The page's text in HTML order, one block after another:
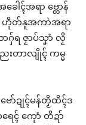
ါၚ်အရာ ဗ္တောန်
ဟိုတ်နူအကာဲအရာ
ဂှ်ရ ဇၟာပ်သၞာံ လၟိ
တာလျိုၚ် ကမ္မ
ဗော်ဍုၚ်မန်တၟိထိၚ်ဒ
ေၚ် ကေုာံ တိဍာ်